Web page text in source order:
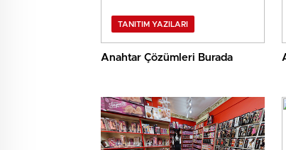
TANITIM YAZILARI
Anahtar Çözümleri Burada